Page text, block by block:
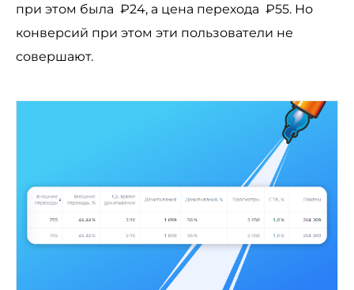
при этом была ₽24, а цена перехода ₽55. Но
конверсий при этом эти пользователи не
совершают.